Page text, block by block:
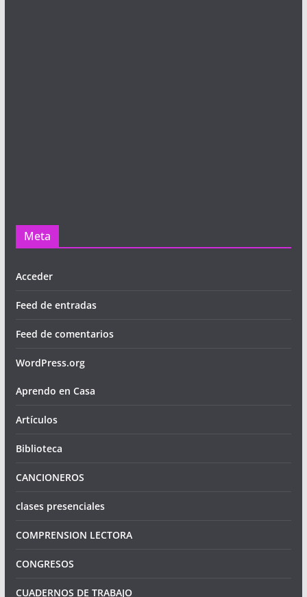
Meta
Acceder
Feed de entradas
Feed de comentarios
WordPress.org
Aprendo en Casa
Artículos
Biblioteca
CANCIONEROS
clases presenciales
COMPRENSION LECTORA
CONGRESOS
CUADERNOS DE TRABAJO